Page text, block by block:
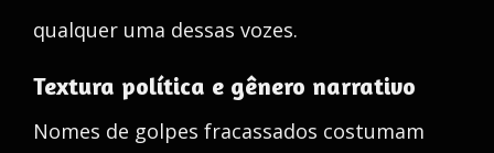
qualquer uma dessas vozes.
Textura política e gênero narrativo
Nomes de golpes fracassados costumam